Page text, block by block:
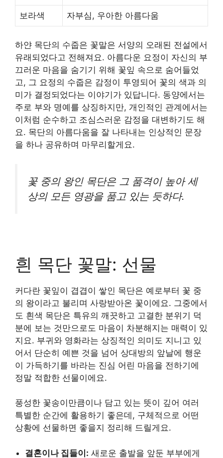
보라색 자부심, 우아한 아름다움
하얀 목단의 수줍은 꽃말은 서양의 오래된 전설에서
유래되었다고 전해져요. 아름다운 요정이 자신의 부
끄러운 마음을 숨기기 위해 꽃잎 속으로 숨어들었
고, 그 요정의 수줍은 감정이 투영되어 꽃의 색과 의
미가 결정되었다는 이야기가 있답니다. 동양에서는
주로 부와 명예를 상징하지만, 개인적인 관계에서는
이처럼 순수하고 조심스러운 감정을 대변하기도 해
요. 목단의 아름다움을 잘 나타내는 인상적인 문장
을 하나 공유하며 마무리할게요.
꽃 중의 왕인 목단은 그 품격이 높아 세
상의 모든 영광을 품고 있는 듯하다.
흰 목단 꽃말: 선물
커다란 꽃잎이 겹겹이 쌓인 목단은 예로부터 꽃 중
의 왕이라고 불리며 사랑받아온 꽃이에요. 그중에서
도 흰색 목단은 특유의 깨끗하고 고결한 분위기 덕
분에 보는 것만으로도 마음이 차분해지는 매력이 있
지요. 부귀와 영화라는 상징적인 의미도 지니고 있
어서 단순히 예쁜 것을 넘어 상대방의 앞날에 행운
이 가득하기를 바라는 진심 어린 마음을 전하기에
정말 적합한 선물이에요.
풍성한 꽃송이만큼이나 담고 있는 뜻이 깊어 여러
특별한 순간에 활용하기 좋은데, 구체적으로 어떤
상황에 선물하면 좋을지 정리해 드릴게요.
결혼이나 집들이: 새로운 출발을 앞둔 부부에게